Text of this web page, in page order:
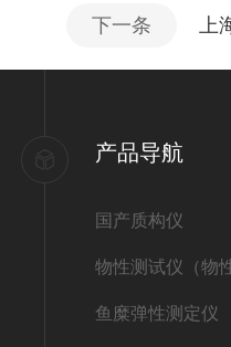
下一条 上
产品导航
国产质构仪
物性测试仪（物
鱼糜弹性测定仪